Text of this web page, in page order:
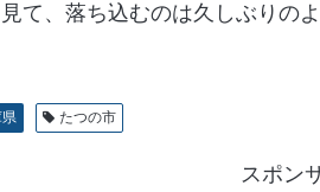
て、落ち込むのは久しぶりの
たつの市
スポン